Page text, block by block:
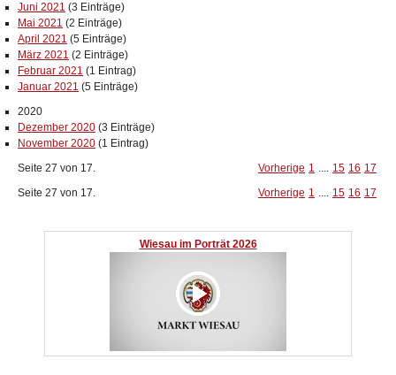
Juni 2021 (3 Einträge)
Mai 2021 (2 Einträge)
April 2021 (5 Einträge)
März 2021 (2 Einträge)
Februar 2021 (1 Eintrag)
Januar 2021 (5 Einträge)
2020
Dezember 2020 (3 Einträge)
November 2020 (1 Eintrag)
Seite 27 von 17.
Vorherige 1 .... 15 16 17
Seite 27 von 17.
Vorherige 1 .... 15 16 17
Wiesau im Porträt 2026